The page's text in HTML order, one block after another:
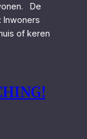
De
Inwoners
of keren